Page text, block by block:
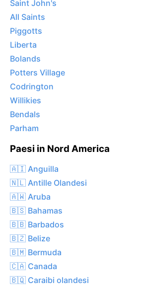
Saint John's
All Saints
Piggotts
Liberta
Bolands
Potters Village
Codrington
Willikies
Bendals
Parham
Paesi in Nord America
🇦🇮 Anguilla
🇳🇱 Antille Olandesi
🇦🇼 Aruba
🇧🇸 Bahamas
🇧🇧 Barbados
🇧🇿 Belize
🇧🇲 Bermuda
🇨🇦 Canada
🇧🇶 Caraibi olandesi